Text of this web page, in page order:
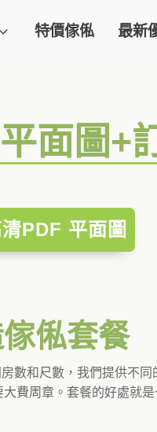
特價傢俬 最新
面圖+
PDF 平面圖
俬套餐
數和尺數，我們提供不
費周章。套餐的好處就